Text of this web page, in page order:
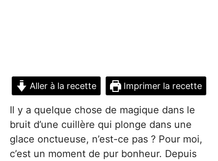
Aller à la recette Imprimer la recette
Il y a quelque chose de magique dans le
bruit d’une cuillère qui plonge dans une
glace onctueuse, n’est-ce pas ? Pour moi,
c’est un moment de pur bonheur. Depuis